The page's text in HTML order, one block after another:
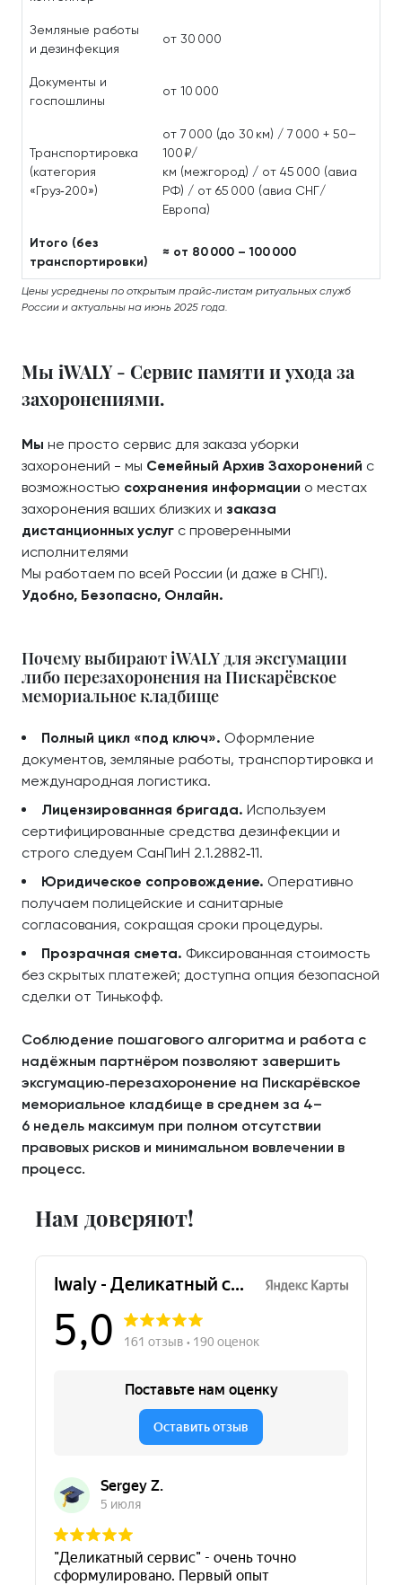
Земляные работы
и дезинфекция
от 30 000
Документы и
госпошлины
от 10 000
Транспортировка
(категория
«Груз‑200»)
от 7 000 (до 30 км) / 7 000 + 50–
100 ₽/
км (межгород) / от 45 000 (авиа
РФ) / от 65 000 (авиа СНГ/
Европа)
Итого (без
транспортировки)
≈ от 80 000 – 100 000
Цены усреднены по открытым прайс‑листам ритуальных служб
России и актуальны на июнь 2025 года.
Мы iWALY - Сервис памяти и ухода за
захоронениями.
Мы не просто сервис для заказа уборки
захоронений - мы Семейный Архив Захоронений с
возможностью сохранения информации о местах
захоронения ваших близких и заказа
дистанционных услуг с проверенными
исполнителями
Мы работаем по всей России (и даже в СНГ!).
Удобно, Безопасно, Онлайн.
Почему выбирают iWALY для эксгумации
либо перезахоронения на Пискарёвское
мемориальное кладбище
Полный цикл «под ключ». Оформление
документов, земляные работы, транспортировка и
международная логистика.
Лицензированная бригада. Используем
сертифицированные средства дезинфекции и
строго следуем СанПиН 2.1.2882‑11.
Юридическое сопровождение. Оперативно
получаем полицейские и санитарные
согласования, сокращая сроки процедуры.
Прозрачная смета. Фиксированная стоимость
без скрытых платежей; доступна опция безопасной
сделки от Тинькофф.
Соблюдение пошагового алгоритма и работа с
надёжным партнёром позволяют завершить
эксгумацию‑перезахоронение на Пискарёвское
мемориальное кладбище в среднем за 4–
6 недель максимум при полном отсутствии
правовых рисков и минимальном вовлечении в
процесс.
Нам доверяют!